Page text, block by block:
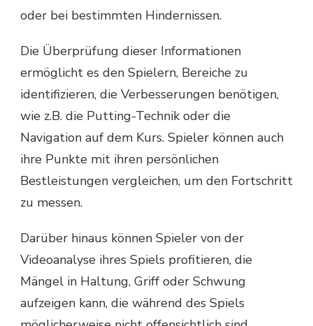
oder bei bestimmten Hindernissen.
Die Überprüfung dieser Informationen
ermöglicht es den Spielern, Bereiche zu
identifizieren, die Verbesserungen benötigen,
wie z.B. die Putting-Technik oder die
Navigation auf dem Kurs. Spieler können auch
ihre Punkte mit ihren persönlichen
Bestleistungen vergleichen, um den Fortschritt
zu messen.
Darüber hinaus können Spieler von der
Videoanalyse ihres Spiels profitieren, die
Mängel in Haltung, Griff oder Schwung
aufzeigen kann, die während des Spiels